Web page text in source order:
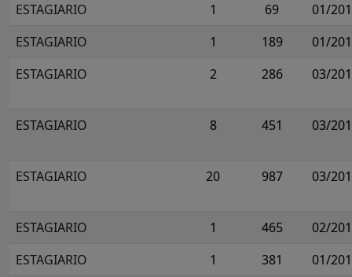
ESTAGIARIO
1 69
01/
ESTAGIARIO
1 189
01/
ESTAGIARIO
2 286 03/
ESTAGIARIO 8 451 03/
ESTAGIARIO 20 987 03/
ESTAGIARIO 1 465
02/
ESTAGIARIO
1 381
01/